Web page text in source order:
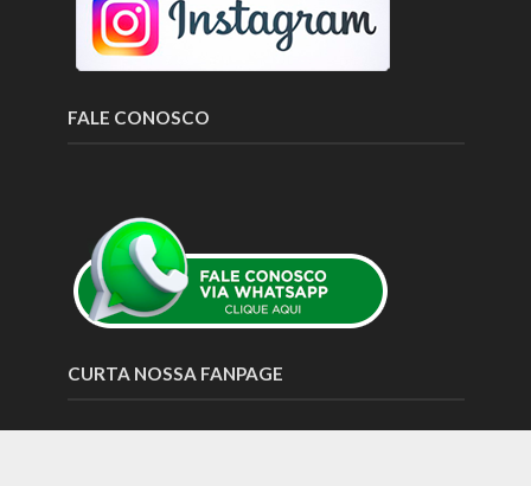
FALE CONOSCO
CURTA NOSSA FANPAGE